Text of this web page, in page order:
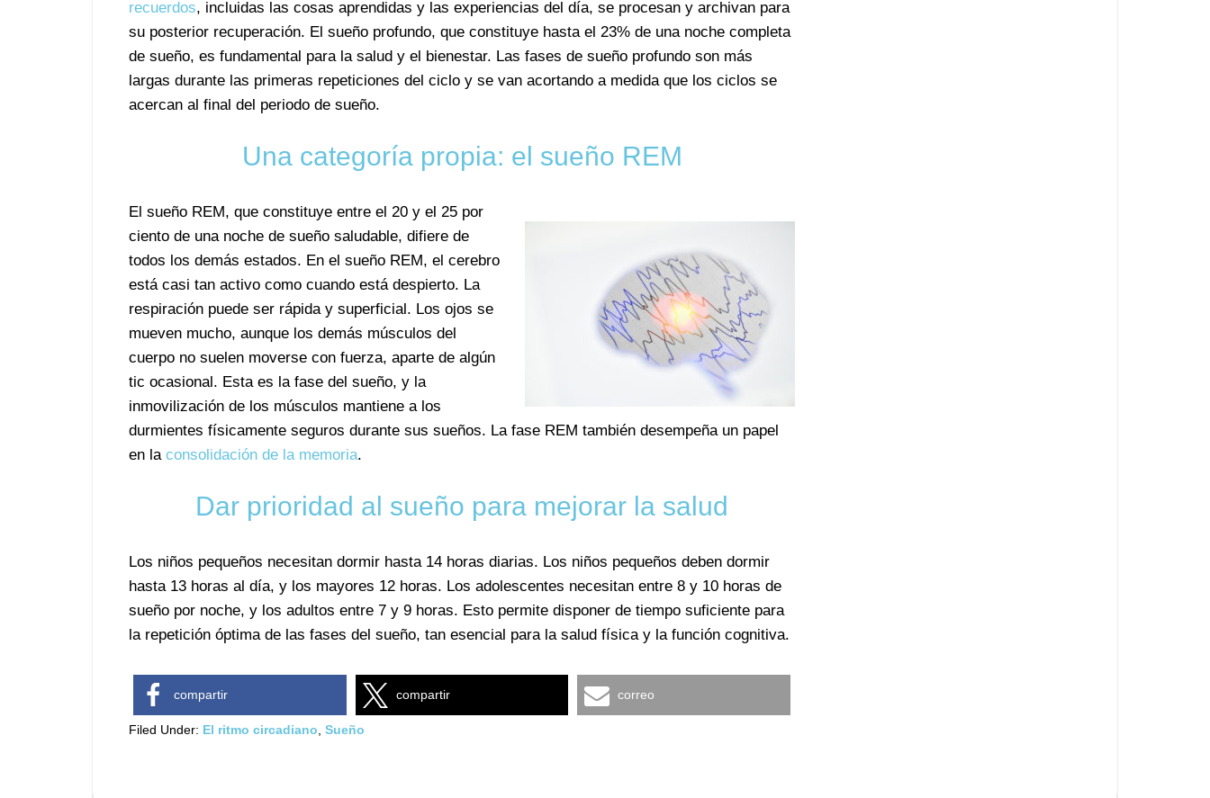
recuerdos, incluidas las cosas aprendidas y las experiencias del día, se procesan y archivan para
su posterior recuperación. El sueño profundo, que constituye hasta el 23% de una noche completa
de sueño, es fundamental para la salud y el bienestar. Las fases de sueño profundo son más
largas durante las primeras repeticiones del ciclo y se van acortando a medida que los ciclos se
acercan al final del periodo de sueño.
Una categoría propia: el sueño REM
El sueño REM, que constituye entre el 20 y el 25 por
ciento de una noche de sueño saludable, difiere de
todos los demás estados. En el sueño REM, el cerebro
está casi tan activo como cuando está despierto. La
respiración puede ser rápida y superficial. Los ojos se
mueven mucho, aunque los demás músculos del
cuerpo no suelen moverse con fuerza, aparte de algún
tic ocasional. Esta es la fase del sueño, y la
inmovilización de los músculos mantiene a los
durmientes físicamente seguros durante sus sueños. La fase REM también desempeña un papel
en la consolidación de la memoria.
Dar prioridad al sueño para mejorar la salud
Los niños pequeños necesitan dormir hasta 14 horas diarias. Los niños pequeños deben dormir
hasta 13 horas al día, y los mayores 12 horas. Los adolescentes necesitan entre 8 y 10 horas de
sueño por noche, y los adultos entre 7 y 9 horas. Esto permite disponer de tiempo suficiente para
la repetición óptima de las fases del sueño, tan esencial para la salud física y la función cognitiva.
compartir compartir correo
Filed Under: El ritmo circadiano Sueño